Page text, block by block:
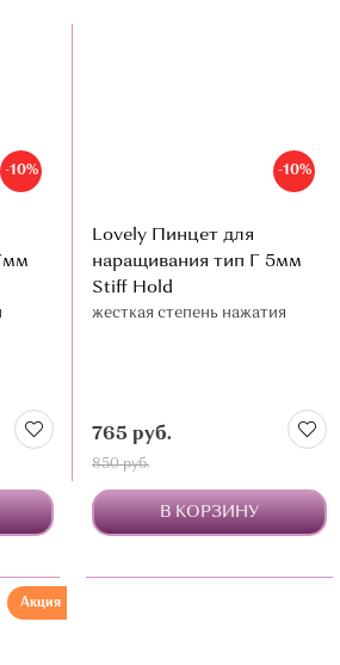
-10% -10%
Lovely Пинцет для
наращивания тип Г 5мм
Stiff Hold
жесткая степень нажатия
765 руб.
850 руб.
В КОРЗИНУ
Акция